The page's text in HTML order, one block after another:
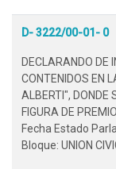
D- 3222/00-01- 0
DECLARANDO DE
CONTENIDOS EN
ALBERTI", DONDE
FIGURA DE
Fecha Estado
Bloque: UNION